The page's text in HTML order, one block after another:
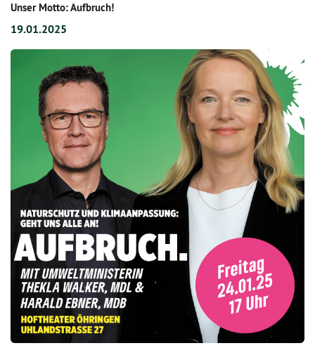
Unser Motto: Aufbruch!
19.01.2025